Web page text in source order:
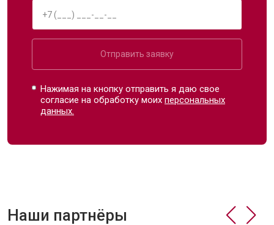
Отправить заявку
Нажимая на кнопку отправить я даю свое
согласие на обработку моихперсональных
данных.
Наши партнёры